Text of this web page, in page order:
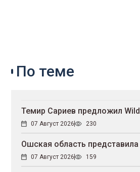
По теме
Темир Сариев предложил
07 Август 2026 230
Ошская область
07 Август 2026 159